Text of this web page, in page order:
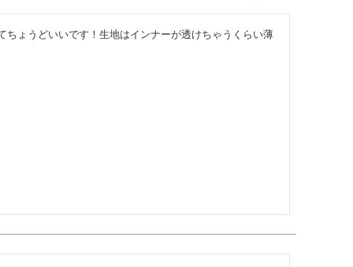
ちょうどいいです！生地はインナーが透けちゃうくらい薄